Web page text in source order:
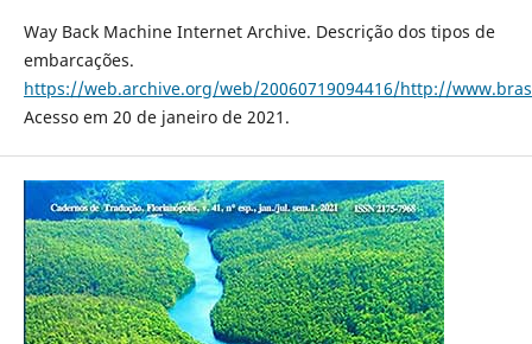
Way Back Machine Internet Archive. Descrição dos tipos de
embarcações.
https://web.archive.org/web/20060719094416/http://
Acesso em 20 de janeiro de 2021.